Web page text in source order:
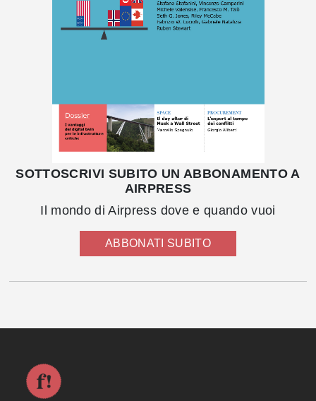
SOTTOSCRIVI SUBITO UN ABBONAMENTO A
AIRPRESS
Il mondo di Airpress dove e quando vuoi
ABBONATI SUBITO